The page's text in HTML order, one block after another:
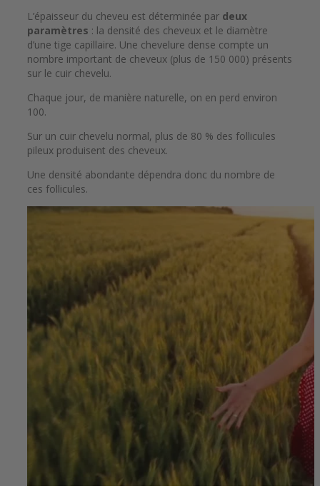
L’épaisseur du cheveu est déterminée par deux
paramètres : la densité des cheveux et le diamètre
d’une tige capillaire. Une chevelure dense compte un
nombre important de cheveux (plus de 150 000) présents
sur le cuir chevelu.
Chaque jour, de manière naturelle, on en perd environ
100.
Sur un cuir chevelu normal, plus de 80 % des follicules
pileux produisent des cheveux.
Une densité abondante dépendra donc du nombre de
ces follicules.